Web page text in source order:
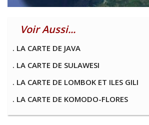
Voir Aussi...
. LA CARTE DE JAVA
. LA CARTE DE SULAWESI
. LA CARTE DE LOMBOK ET ILES GILI
. LA CARTE DE KOMODO-FLORES